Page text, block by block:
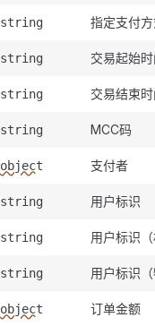
string 指定支付
string 交易起始
string 交易结束
string MCC码
object 支付者
string 用户标识
string 用户标识（
string 用户标识（
object 订单金额